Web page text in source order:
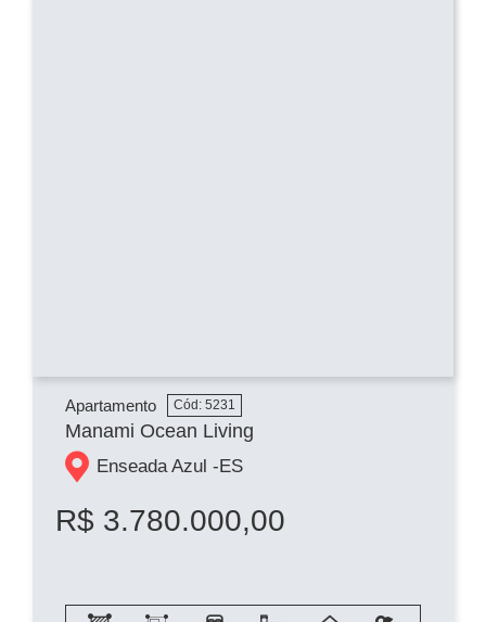
Apartamento Cód: 5231
Manami Ocean Living
Enseada Azul -ES
R$ 3.780.000,00